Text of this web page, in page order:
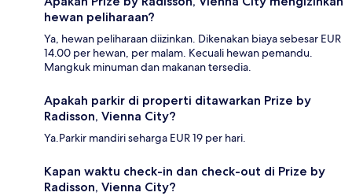
hewan peliharaan?
Ya, hewan peliharaan diizinkan. Dikenakan biaya sebesar EUR
14.00 per hewan, per malam. Kecuali hewan pemandu.
Mangkuk minuman dan makanan tersedia.
Apakah parkir di properti ditawarkan Prize by
Radisson, Vienna City?
Ya.Parkir mandiri seharga EUR 19 per hari.
Kapan waktu check-in dan check-out di Prize by
Radisson, Vienna City?